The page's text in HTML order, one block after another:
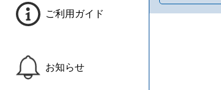
ご利用ガイド
お知らせ